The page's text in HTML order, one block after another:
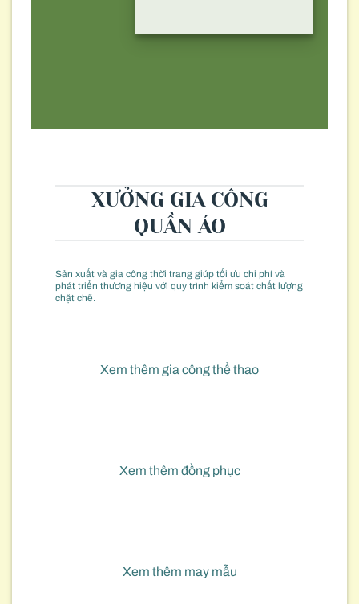
XƯỞNG GIA CÔNG
QUẦN ÁO
Sản xuất và gia công thời trang giúp tối ưu chi phí và
phát triển thương hiệu với quy trình kiểm soát chất lượng
chặt chẽ.
Xem thêm gia công thể thao
Xem thêm đồng phục
Xem thêm may mẫu